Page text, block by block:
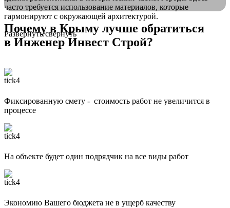
часто требуется использование материалов, которые
гармонируют с окружающей архитектурой.
Развернуть/свернуть
Почему в Крыму лучше обратиться
в Инженер Инвест Строй?
Фиксированную смету - стоимость работ не увеличится в
процессе
На объекте будет один подрядчик на все виды работ
Экономию Вашего бюджета не в ущерб качеству